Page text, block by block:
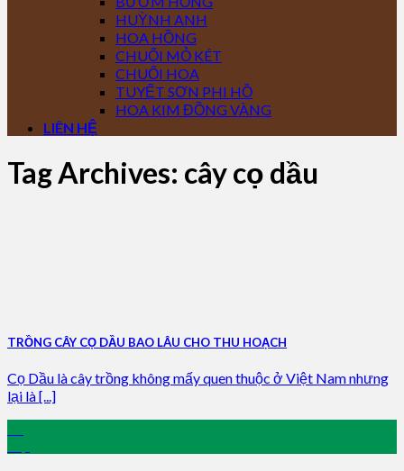
HUỲNH ANH
HOA HỒNG
CHUỐI MỎ KÉT
CHUỐI HOA
TUYẾT SƠN PHI HỒ
HOA KIM ĐỒNG VÀNG
LIÊN HỆ
Tag Archives: cây cọ dầu
TRỒNG CÂY CỌ DẦU BAO LÂU CHO THU HOẠCH
Cọ Dầu là cây trồng không mấy quen thuộc ở Việt Nam nhưng
lại là [...]